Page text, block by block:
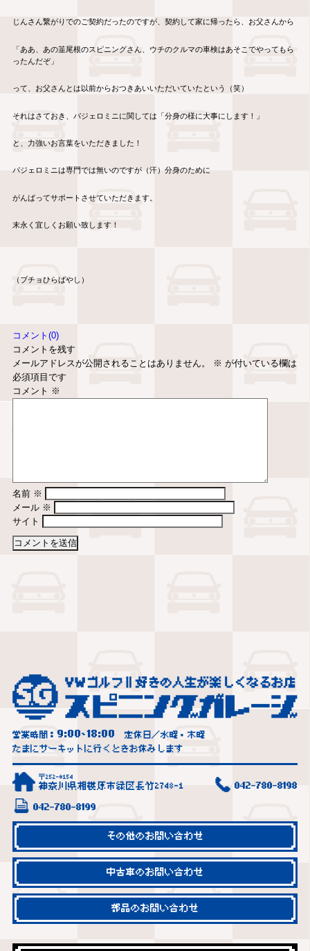
じんさん繋がりでのご契約だったのですが、契約して家に帰ったら、お父さんから
「ああ、あの韮尾根のスピニングさん、ウチのクルマの車検はあそこでやってもら
ったんだぞ」
って、お父さんとは以前からおつきあいいただいていたという（笑）
それはさておき、パジェロミニに関しては「分身の様に大事にします！」
と、力強いお言葉をいただきました！
パジェロミニは専門では無いのですが（汗）分身のために
がんばってサポートさせていただきます。
末永く宜しくお願い致します！
（ブチョひらばやし）
コメント(0)
コメントを残す
メールアドレスが公開されることはありません。
※ が付いている欄は
必須項目です
コメント ※
名前 ※
メール ※
サイト
営業時間： 9:00~18:00
定休日／水曜・木曜
たまにサーキットに行くときお休みします
〒252-0154
神奈川県相模原市緑区長竹2748-1 042-780-8198
042-780-8199
その他のお問い合わせ
中古車のお問い合わせ
部品のお問い合わせ